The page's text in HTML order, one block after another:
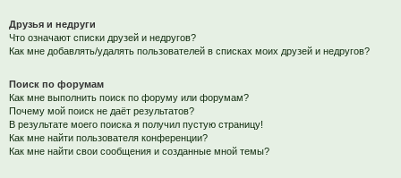
Друзья и недруги
Что означают списки друзей и недругов?
Как мне добавлять/удалять пользователей в списках моих друзей и недругов?
Поиск по форумам
Как мне выполнить поиск по форуму или форумам?
Почему мой поиск не даёт результатов?
В результате моего поиска я получил пустую страницу!
Как мне найти пользователя конференции?
Как мне найти свои сообщения и созданные мной темы?